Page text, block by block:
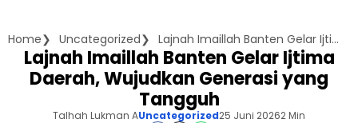
Home Uncategorized Lajnah Imaillah Banten Gelar Ijtima Daerah, Wujudkan Generasi yang Tangguh
Lajnah Imaillah Banten Gelar Ijtima
Daerah, Wujudkan Generasi yang
Tangguh
Talhah Lukman AUncategorized25 Juni 20262 Min